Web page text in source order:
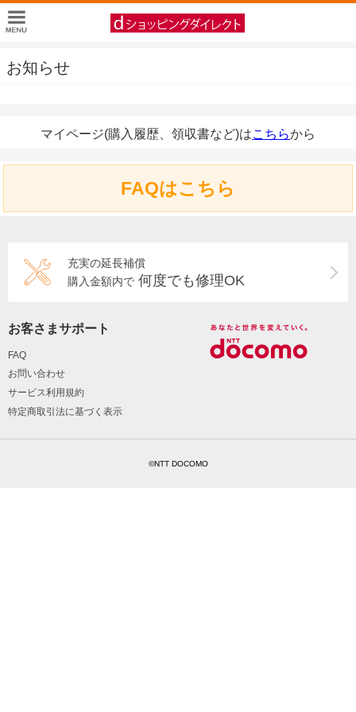
お知らせ
マイページ(購入履歴、領収書など)はこちらから
FAQはこちら
充実の延長補償
購入金額内で 何度でも修理OK
お客さまサポート
FAQ
お問い合わせ
サービス利用規約
特定商取引法に基づく表示
©NTT DOCOMO